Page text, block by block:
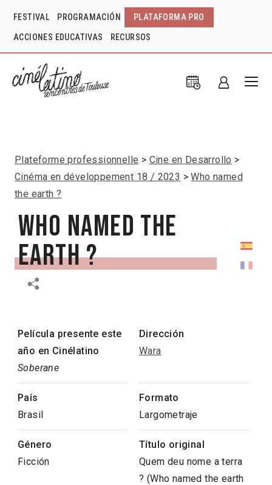
FESTIVAL PROGRAMACIÓN PLATAFORMA PRO
ACCIONES EDUCATIVAS RECURSOS
Plateforme professionnelle
Cine en Desarrollo
Cinéma en développement 18 / 2023
Who named
the earth ?
Who named the
earth ?
Película presente este
año en Cinélatino
Soberane
Dirección
Wara
País
Brasil
Formato
Largometraje
Género
Ficción
Título original
Quem deu nome a terra
? (Who named the earth